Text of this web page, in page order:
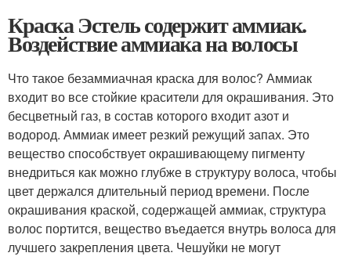
Краска Эстель содержит аммиак.
Воздействие аммиака на волосы
Что такое безаммиачная краска для волос? Аммиак
входит во все стойкие красители для окрашивания. Это
бесцветный газ, в состав которого входит азот и
водород. Аммиак имеет резкий режущий запах. Это
вещество способствует окрашивающему пигменту
внедриться как можно глубже в структуру волоса, чтобы
цвет держался длительный период времени. После
окрашивания краской, содержащей аммиак, структура
волос портится, вещество въедается внутрь волоса для
лучшего закрепления цвета. Чешуйки не могут